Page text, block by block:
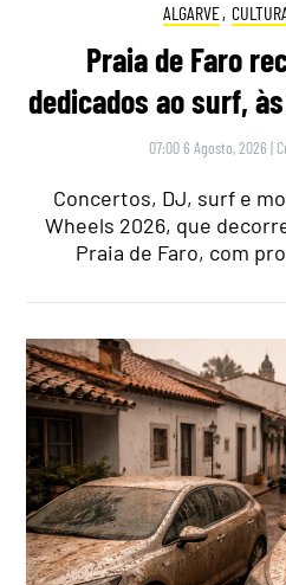
ALGARVE,
Praia de Faro
dedicados ao surf,
07:00 6 Agosto, 2026 |
Concertos, DJ, surf e
Wheels 2026, que
Praia de Faro, com